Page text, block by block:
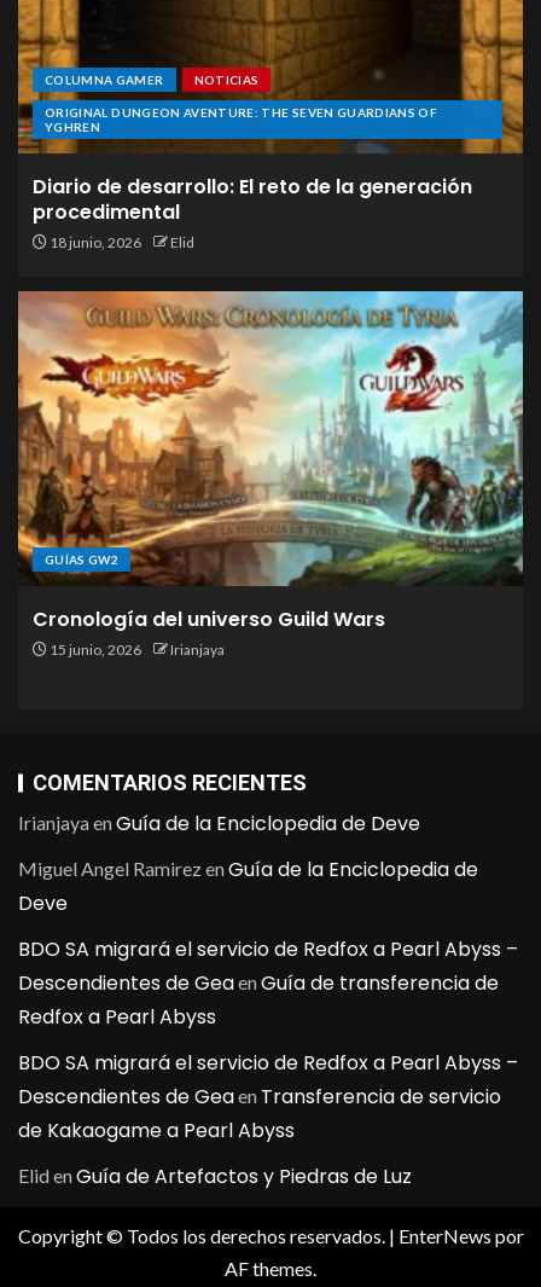
COLUMNA GAMER NOTICIAS
ORIGINAL DUNGEON AVENTURE: THE SEVEN GUARDIANS OF
YGHREN
Diario de desarrollo: El reto de la generación
procedimental
18 junio, 2026 Elid
GUÍAS GW2
Cronología del universo Guild Wars
15 junio, 2026 Irianjaya
COMENTARIOS RECIENTES
IrianjayaenGuía de la Enciclopedia de Deve
Miguel Angel RamirezenGuía de la Enciclopedia de
Deve
BDO SA migrará el servicio de Redfox a Pearl Abyss –
Descendientes de GeaenGuía de transferencia de
Redfox a Pearl Abyss
BDO SA migrará el servicio de Redfox a Pearl Abyss –
Descendientes de Geaen Transferencia de servicio
de Kakaogame a Pearl Abyss
ElidenGuía de Artefactos y Piedras de Luz
Copyright © Todos los derechos reservados. | EnterNews por
AF themes.